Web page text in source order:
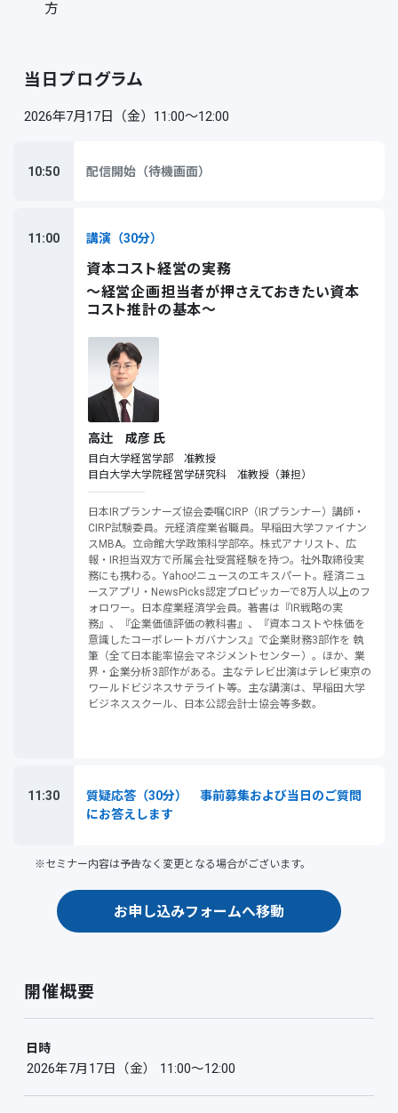
方
当日プログラム
2026年7月17日（金）11:00～12:00
10:50 配信開始（待機画面）
11:00 講演（30分）
資本コスト経営の実務
～経営企画担当者が押さえておきたい資本
コスト推計の基本～
高辻 成彦 氏
目白大学経営学部 准教授
目白大学大学院経営学研究科 准教授（兼担）
日本IRプランナーズ協会委嘱CIRP（IRプランナー）講師・
CIRP試験委員。元経済産業省職員。早稲田大学ファイナン
スMBA。立命館大学政策科学部卒。株式アナリスト、広
報・IR担当双方で所属会社受賞経験を持つ。社外取締役実
務にも携わる。Yahoo!ニュースのエキスパート。経済ニュ
ースアプリ・NewsPicks認定プロピッカーで8万人以上のフ
ォロワー。日本産業経済学会員。著書は『IR戦略の実
務』、『企業価値評価の教科書』、『資本コストや株価を
意識したコーポレートガバナンス』で企業財務3部作を 執
筆（全て日本能率協会マネジメントセンター）。ほか、業
界・企業分析3部作がある。主なテレビ出演はテレビ東京の
ワールドビジネスサテライト等。主な講演は、早稲田大学
ビジネススクール、日本公認会計士協会等多数。
11:30
質疑応答（30分） 事前募集および当日のご質問
にお答えします
※セミナー内容は予告なく変更となる場合がございます。
お申し込みフォームへ移動
開催概要
日時
2026年7月17日（金） 11:00〜12:00